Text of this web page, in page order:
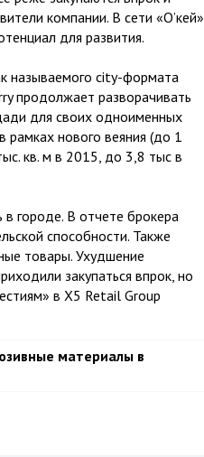
компании. В сети «О’кей»
для развития.
называемого city-формата
продолжает разворачивать
для своих одноименных
рамках нового веяния (до 1
кв. м в 2015, до 3,8 тыс в
в городе. В отчете брокера
способности. Также
товары. Ухудшение
закупаться впрок, но
в Х5 Retail Group
материалы в